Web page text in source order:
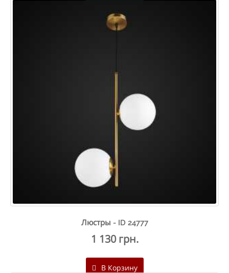
Люстры - ID 24777
1 130 грн.
В Корзину